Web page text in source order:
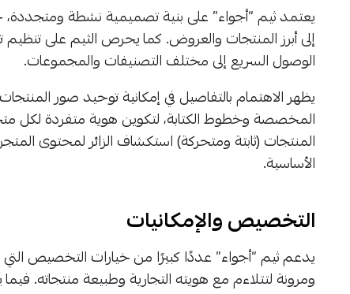
يعتمد ثيم “أجواء” على بنية تصميمية نشطة ومتجددة،
إلى أبرز المنتجات والعروض. كما يحرص الثيم على
الوصول السريع إلى مختلف التصنيفات والمجموعات.
يظهر الاهتمام بالتفاصيل في إمكانية توحيد صور
المخصصة وخطوط الكتابة، لتكوين هوية متفردة لكل
المنتجات (ثابتة ومتحركة) استكشاف الزائر لمحتوى
الأساسية.
التخصيص والإمكانيات
يدعم ثيم “أجواء” عددًا كبيرًا من خيارات التخصيص
ومرونة لتتلاءم مع هويته التجارية وطبيعة منتجاته. فيما